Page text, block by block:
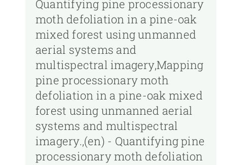
Quantifying pine processionary
moth defoliation in a pine-oak
mixed forest using unmanned
aerial systems and
multispectral imagery,Mapping
pine processionary moth
defoliation in a pine-oak mixed
forest using unmanned aerial
systems and multispectral
imagery.,(en) - Quantifying pine
processionary moth defoliation